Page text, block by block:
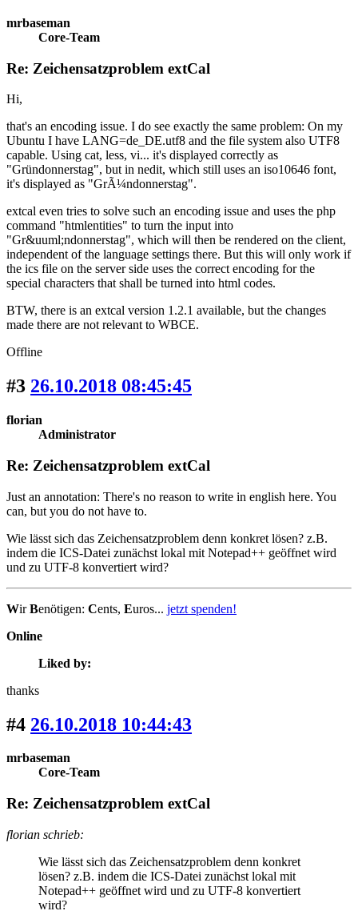
mrbaseman
Core-Team
Re: Zeichensatzproblem extCal
Hi,
that's an encoding issue. I do see exactly the same problem: On my
Ubuntu I have LANG=de_DE.utf8 and the file system also UTF8
capable. Using cat, less, vi... it's displayed correctly as
"Gründonnerstag", but in nedit, which still uses an iso10646 font,
it's displayed as "GrÃ¼ndonnerstag".
extcal even tries to solve such an encoding issue and uses the php
command "htmlentities" to turn the input into
"Gr&uuml;ndonnerstag", which will then be rendered on the client,
independent of the language settings there. But this will only work if
the ics file on the server side uses the correct encoding for the
special characters that shall be turned into html codes.
BTW, there is an extcal version 1.2.1 available, but the changes
made there are not relevant to WBCE.
Offline
#3 26.10.2018 08:45:45
florian
Administrator
Re: Zeichensatzproblem extCal
Just an annotation: There's no reason to write in english here. You
can, but you do not have to.
Wie lässt sich das Zeichensatzproblem denn konkret lösen? z.B.
indem die ICS-Datei zunächst lokal mit Notepad++ geöffnet wird
und zu UTF-8 konvertiert wird?
WirBenötigen: Cents, Euros... jetzt spenden!
Online
Liked by:
thanks
#4 26.10.2018 10:44:43
mrbaseman
Core-Team
Re: Zeichensatzproblem extCal
florian schrieb:
Wie lässt sich das Zeichensatzproblem denn konkret
lösen? z.B. indem die ICS-Datei zunächst lokal mit
Notepad++ geöffnet wird und zu UTF-8 konvertiert
wird?